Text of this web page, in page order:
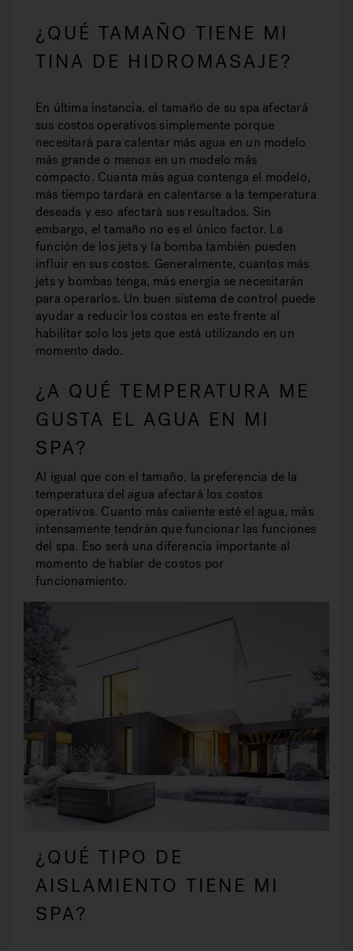
¿QUÉ TAMAÑO TIENE MI
TINA DE HIDROMASAJE?
En última instancia, el tamaño de su spa afectará
sus costos operativos simplemente porque
necesitará para calentar más agua en un modelo
más grande o menos en un modelo más
compacto. Cuanta más agua contenga el modelo,
más tiempo tardará en calentarse a la temperatura
deseada y eso afectará sus resultados. Sin
embargo, el tamaño no es el único factor. La
función de los jets y la bomba también pueden
influir en sus costos. Generalmente, cuantos más
jets y bombas tenga, más energía se necesitarán
para operarlos. Un buen sistema de control puede
ayudar a reducir los costos en este frente al
habilitar solo los jets que está utilizando en un
momento dado.
¿A QUÉ TEMPERATURA ME
GUSTA EL AGUA EN MI
SPA?
Al igual que con el tamaño, la preferencia de la
temperatura del agua afectará los costos
operativos. Cuanto más caliente esté el agua, más
intensamente tendrán que funcionar las funciones
del spa. Eso será una diferencia importante al
momento de hablar de costos por
funcionamiento.
¿QUÉ TIPO DE
AISLAMIENTO TIENE MI
SPA?